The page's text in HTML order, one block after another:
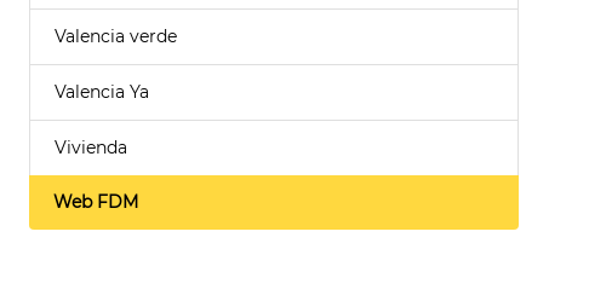
Valencia verde
Valencia Ya
Vivienda
Web FDM